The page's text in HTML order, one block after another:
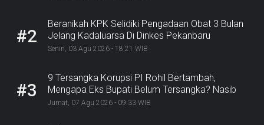
#2
Beranikah KPK Selidiki Pengadaan Obat 3 Bulan
Jelang Kadaluarsa Di Dinkes Pekanbaru
Senin, 03 Agu 2026 - 18:21 WIB
#3
9 Tersangka Korupsi PI Rohil Bertambah,
Mengapa Eks Bupati Belum Tersangka? Nasib
Rp9,2 Miliar
Jumat, 07 Agu 2026 - 09:33 WIB